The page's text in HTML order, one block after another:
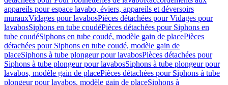
appareils pour espace lavabo, éviers, appareils et déversoirs
murauxVidages pour lavabosPièces détachées pour Vidages pour
lavabosSiphons en tube coudéPièces détachées pour Siphons en
tube coudéSiphons en tube coudé, modèle gain de placePièces
détachées pour Siphons en tube coudé, modèle gain de
placeSiphons à tube plongeur pour lavabosPièces détachées pour
Siphons à tube plongeur pour lavabosSiphons à tube plongeur pour
lavabos, modèle gain de placePièces détachées pour Siphons à tube
plongeur pour lavabos, modèle gain de placeSiphons à